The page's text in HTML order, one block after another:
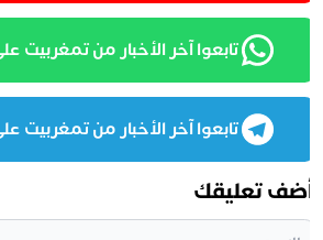
تابعوا آخر الأخبار من تمغربيت على WhatsApp
تابعوا آخر الأخبار من تمغربيت على Telegram
تعليقك